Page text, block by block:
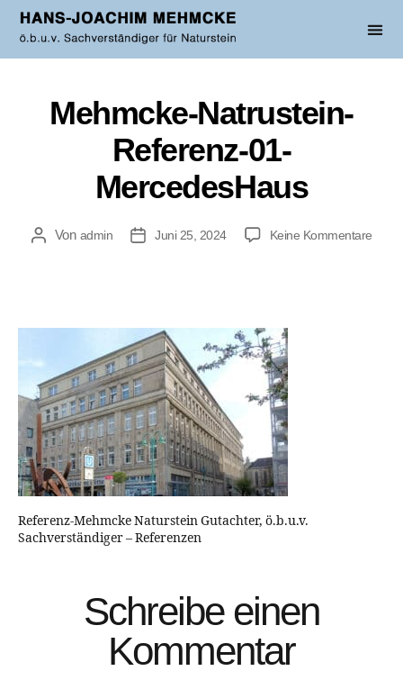
Mehmcke-Natrustein-
Referenz-01-
MercedesHaus
Von admin Juni 25, 2024 Keine Kommentare
Referenz-Mehmcke Naturstein Gutachter, ö.b.u.v.
Sachverständiger – Referenzen
Schreibe einen
Kommentar